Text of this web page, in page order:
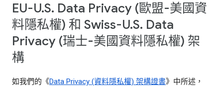
EU-U.S. Data Privacy (歐盟-美國資
料隱私權) 和 Swiss-U.S. Data
Privacy (瑞士-美國資料隱私權) 架
構
如我們的《Data Privacy (資料隱私權) 架構證書》中所述，